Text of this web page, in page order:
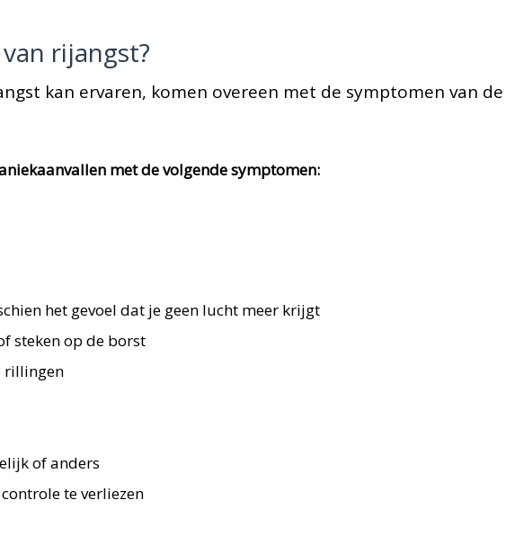
rijangst?
kan ervaren, komen overeen met de symptomen van de
met de volgende symptomen:
het gevoel dat je geen lucht meer krijgt
steken op de borst
rillingen
of anders
te verliezen